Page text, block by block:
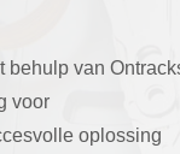
behulp van
voor
oplossing